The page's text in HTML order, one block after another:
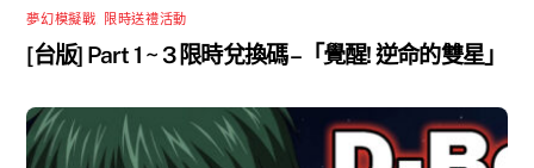
夢幻模擬戰 限時送禮活動
[台版] Part 1 ~ 3 限時兌換碼 –「覺醒! 逆命的雙星」